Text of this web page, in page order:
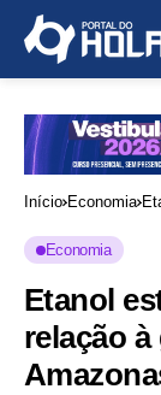
Início Economia
Economia
Etanol
relação